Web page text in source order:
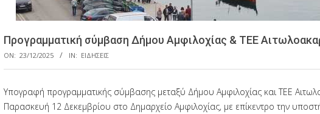
Προγραμματική σύμβαση Δήμου Αμφιλοχίας & ΤΕΕ
ON: 23/12/2025 IN: ΕΙΔΗΣΕΙΣ
Υπογραφή προγραμματικής σύμβασης μεταξύ Δήμου Αμφιλοχίας και ΤΕΕ
Παρασκευή 12 Δεκεμβρίου στο Δημαρχείο Αμφιλοχίας, με επίκεντρο την